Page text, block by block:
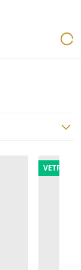
VETRINA